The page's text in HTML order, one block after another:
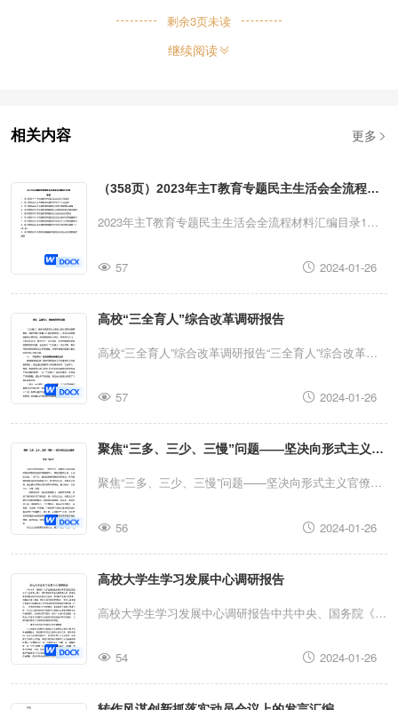
“为谁说话”展开。时下，部分调研
题，主要是因为报告一味地从部门
过程有利，最终导致调研外观“漂
际问题没有在调研报告中体现。因此
要站好群众立场，明确调研的出发
满足于领导批示，而要更多地从群
题、想办法，敢于向自身“开枪”“
思只打个人利益的算盘，真正把“为
深入分 说真话”
剩余3页未读
继续阅读
相关内容 更多
（358页）2023年主T教育专题民主生活会全流程材
料汇编
2023年主T教育专题民主生活会全流程材料汇编目录1．
习贯彻2023年主T教育专题民主生活会会议议程3．学习
贯彻2023年主T教育专题民主生活会筹备情况通报4．学
习贯彻2023年主T教育专题民主生活会意见征求情况通报
5．学习贯彻2023年主T教育专题民主生活会会议主持词
查材料7．学习贯彻2023年主T教育专题民主生活会个人
对照检查材料8．学习贯彻2023年主T教育专题民主生活
会批评意见清单（1841条）9．学习贯彻2023年思想主T
57 2024-01-26
高校“三全育人”综合改革调研报告
高校“三全育人”综合改革调研报告“三全育人”综合改革是
者的重大责任，更是实现教育强国的必要条件。高校要提
高政治站位、紧跟时代步伐，不断深化认识、提升水平、
守正创新，牢牢把握高等教育发展的时代机遇，全面深
化“三全育人”综合改革，奋力开创高校思想政治工作新局
一、“三全育人”综合改革的举措及成效教育部党组印发
《高校思想政治工作质量提升工程实施纲要》，提出通过
构建育人体系推动形成“三全育人”格局。教育部等八部门
57 2024-01-26
聚焦“三多、三少、三慢”问题——坚决向形式主义官
僚主义“开刀”
聚焦“三多、三少、三慢”问题——坚决向形式主义官僚主
党的性质宗旨和优良作风格格不入，是我们党的大敌、人
民的大敌。”前不久，自治区党委常委会召开会议，研究
部署加强和改进作风建设工作，针对形式主义、官僚主义
积弊，提出要从领导机关和领导干部做起，着力解决“三
系列有力举措，促进干部队伍作风不断改进，但一些形式
主义、官僚主义问题仍未得到很好解决，表现突出的就
是：会议多、活动多外出多，调研报告少、工作思路少、
56 2024-01-26
高校大学生学习发展中心调研报告
高校大学生学习发展中心调研报告中共中央、国务院《关
要在服务引导中加强思想教育，把解决思想问题与解决实
际问题结合起来，做到既讲道理又办实事，加强学生学业
54 2024-01-26